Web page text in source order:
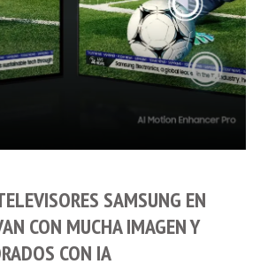
SAMSUNG EN
CON MUCHA IMAGEN Y
CON IA